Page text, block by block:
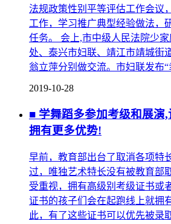
法规政策性别平等评估工作会议
工作，学习推广典型经验做法，
任务。 会上,市中级人民法院少
处、泰兴市妇联、靖江市靖城街
翁立萍分别做交流。市妇联发布“
2019-10-28
■ 学舞蹈多参加考级和展演
拥有更多优势!
早前，教育部出台了取消各项特
过，唯独艺术特长没有被教育部
受重视，拥有高级别考级证书或
证书的孩子们会在起跑线上就拥
此，有了这些证书可以优先被录